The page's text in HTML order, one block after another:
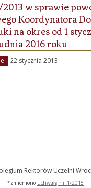
w sprawie
Koordynatora
na okres od 1
2016 roku
22 stycznia 2013
Rektorów Uczelni
*zmieniono uchwałą nr 1/2015